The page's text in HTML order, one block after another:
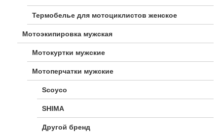
Термобелье для мотоциклистов женское
Мотоэкипировка мужская
Мотокуртки мужские
Мотоперчатки мужские
Scoyco
SHIMA
Другой бренд